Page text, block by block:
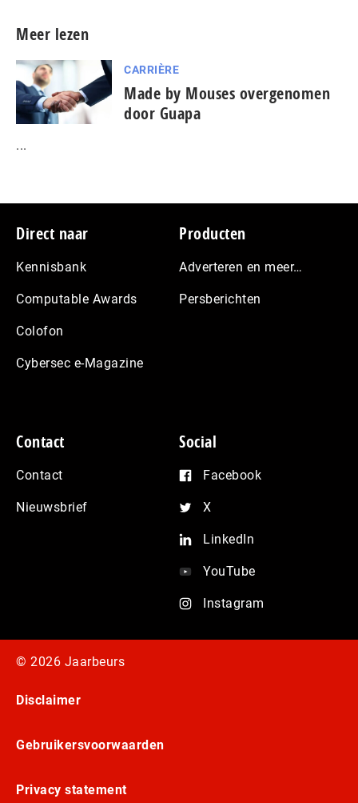
Meer lezen
CARRIÈRE
Made by Mouses overgenomen
door Guapa
...
Footer
Direct naar
Kennisbank
Computable Awards
Colofon
Cybersec e-Magazine
Producten
Adverteren en meer…
Persberichten
Contact
Contact
Nieuwsbrief
Social
Facebook
X
LinkedIn
YouTube
Instagram
© 2026 Jaarbeurs
Disclaimer
Gebruikersvoorwaarden
Privacy statement